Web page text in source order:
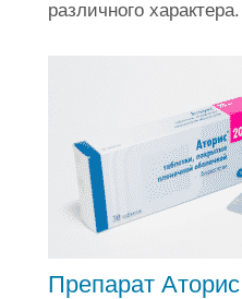
различного характера.
Препарат